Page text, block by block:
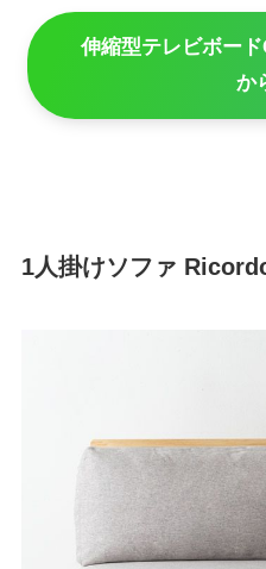
伸縮型テレビボー
か
1人掛けソファ